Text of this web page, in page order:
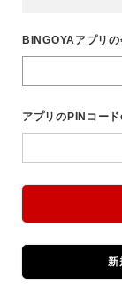
セール
在庫
在庫
BINGOYAアプリ
アプリのPINコー
新